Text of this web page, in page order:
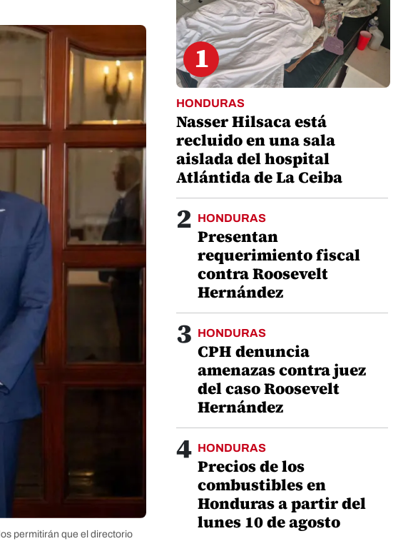
permitirán que el directorio
1
HONDURAS
Nasser Hilsaca está
recluido en una sala
aislada del hospital
Atlántida de La Ceiba
2 HONDURAS
Presentan
requerimiento fiscal
contra Roosevelt
Hernández
3 HONDURAS
CPH denuncia
amenazas contra juez
del caso Roosevelt
Hernández
4 HONDURAS
Precios de los
combustibles en
Honduras a partir del
lunes 10 de agosto